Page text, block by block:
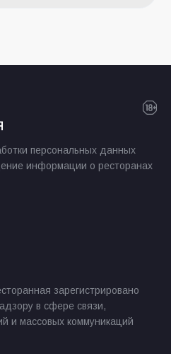
персональных данных
информации о ресторанах
зарегистрировано
в сфере связи,
и массовых коммуникаций